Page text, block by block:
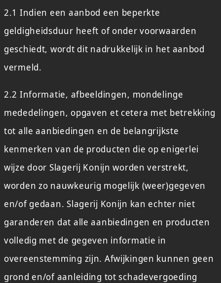
2.1 Indien een aanbod een beperkte
geldigheidsduur heeft of onder voorwaarden
geschiedt, wordt dit nadrukkelijk in het aanbod
vermeld.
2.2 Informatie, afbeeldingen, mondelinge
mededelingen, opgaven et cetera met betrekking
tot alle aanbiedingen en de belangrijkste
kenmerken van de producten die op enigerlei
wijze door Slagerij Konijn worden verstrekt,
worden zo nauwkeurig mogelijk (weer)gegeven
en/of gedaan. Slagerij Konijn kan echter niet
garanderen dat alle aanbiedingen en producten
volledig met de gegeven informatie in
overeenstemming zijn. Afwijkingen kunnen geen
grond en/of aanleiding tot schadevergoeding